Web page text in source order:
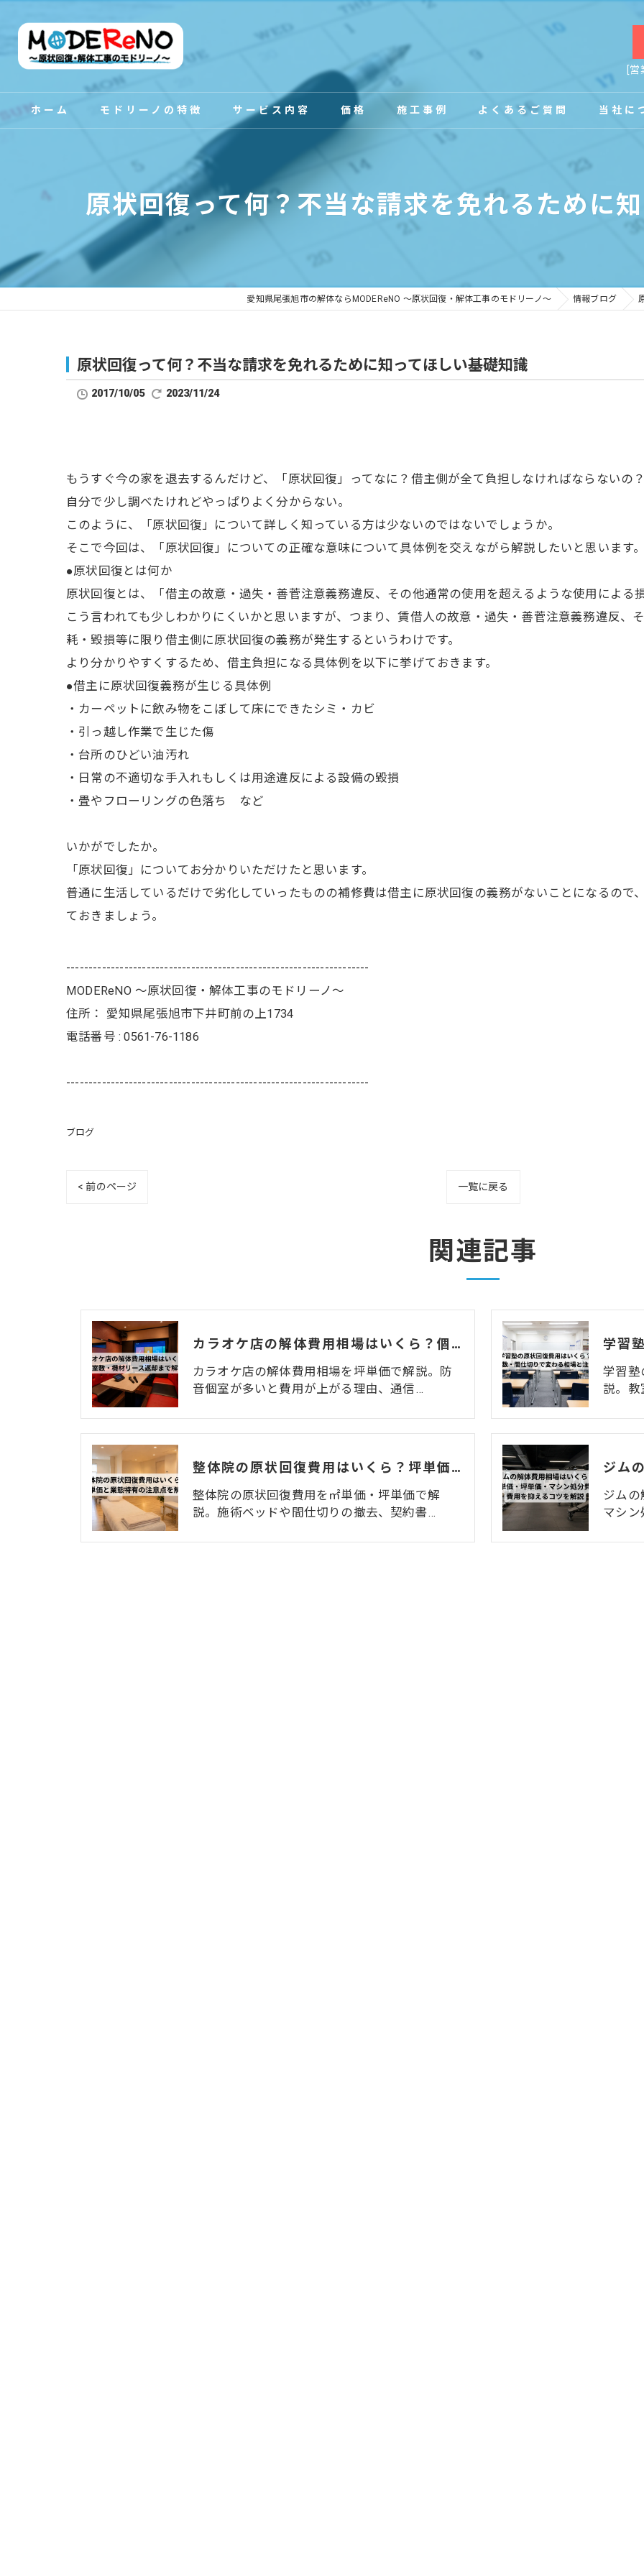
[
ホーム モドリーノの特徴 サービス内容 価格 施工事例 よくあるご質問 当社に
事務所
工場
原状回復って何？不当な請求を免れるために
愛知県尾張旭市の解体ならMODEReNO ～原状回復・解体工事のモドリーノ～ 情報ブログ
原状回復って何？不当な請求を免れるために知ってほしい基礎知識
2017/10/05 2023/11/24
もうすぐ今の家を退去するんだけど、「原状回復」ってなに？借主側が全て負担しなければならないの？
自分で少し調べたけれどやっぱりよく分からない。
このように、「原状回復」について詳しく知っている方は少ないのではないでしょうか。
そこで今回は、「原状回復」についての正確な意味について具体例を交えながら解説したいと思います。
●原状回復とは何か
原状回復とは、「借主の故意・過失・善菅注意義務違反、その他通常の使用を超えるような使用による
こう言われても少しわかりにくいかと思いますが、つまり、賃借人の故意・過失・善菅注意義務違反、
耗・毀損等に限り借主側に原状回復の義務が発生するというわけです。
より分かりやすくするため、借主負担になる具体例を以下に挙げておきます。
●借主に原状回復義務が生じる具体例
・カーペットに飲み物をこぼして床にできたシミ・カビ
・引っ越し作業で生じた傷
・台所のひどい油汚れ
・日常の不適切な手入れもしくは用途違反による設備の毀損
・畳やフローリングの色落ち など
いかがでしたか。
「原状回復」についてお分かりいただけたと思います。
普通に生活しているだけで劣化していったものの補修費は借主に原状回復の義務がないことになるので
ておきましょう。
--------------------------------------------------------------------
MODEReNO ～原状回復・解体工事のモドリーノ～
住所： 愛知県尾張旭市下井町前の上1734
電話番号 :0561-76-1186
--------------------------------------------------------------------
ブログ
< 前のページ 一覧に戻る
関連記事
カラオケ店の解体費用相場はいくら？個室数・機材リース返却まで解説
カラオケ店の解体費用相場を坪単価で解説。防
音個室が多いと費用が上がる理由、通信…
学習塾
説。教
整体院の原状回復費用はいくら？坪単価・㎡単価と業態特有の注意点を解説
整体院の原状回復費用を㎡単価・坪単価で解
説。施術ベッドや間仕切りの撤去、契約書…
ジムの
マシン